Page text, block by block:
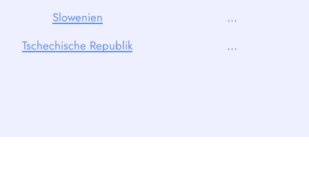
Slowenien
Tschechische Republik
...
...